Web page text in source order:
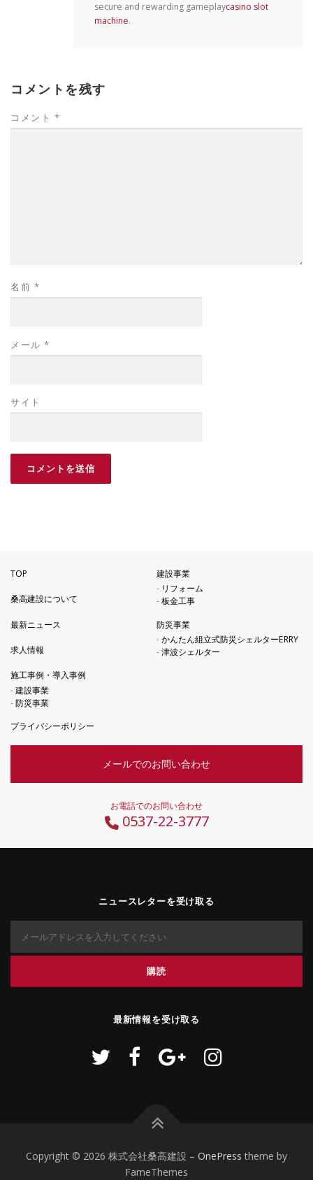
secure and rewarding gameplaycasino slot
machine.
コメントを残す
コメント *
名前 *
メール *
サイト
TOP
桑高建設について
最新ニュース
求人情報
建設事業
リフォーム
板金工事
防災事業
かんたん組立式防災シェルターERRY
津波シェルター
施工事例・導入事例
建設事業
防災事業
プライバシーポリシー
メールでのお問い合わせ
お電話でのお問い合わせ
0537-22-3777
ニュースレターを受け取る
最新情報を受け取る
Copyright © 2026 株式会社桑高建設 – OnePress theme by
FameThemes